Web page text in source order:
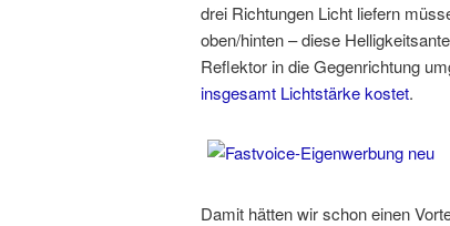
drei Richtungen Licht liefern
oben/hinten – diese
Reflektor in die Gegenrichtung
insgesamt Lichtstärke kostet.
Damit hätten wir schon einen